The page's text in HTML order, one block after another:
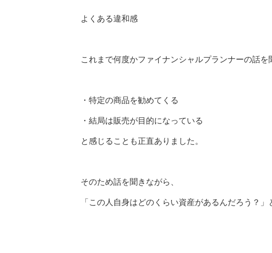
よくある違和感
これまで何度かファイナンシャルプランナーの話を
・特定の商品を勧めてくる
・結局は販売が目的になっている
と感じることも正直ありました。
そのため話を聞きながら、
「この人自身はどのくらい資産があるんだろう？